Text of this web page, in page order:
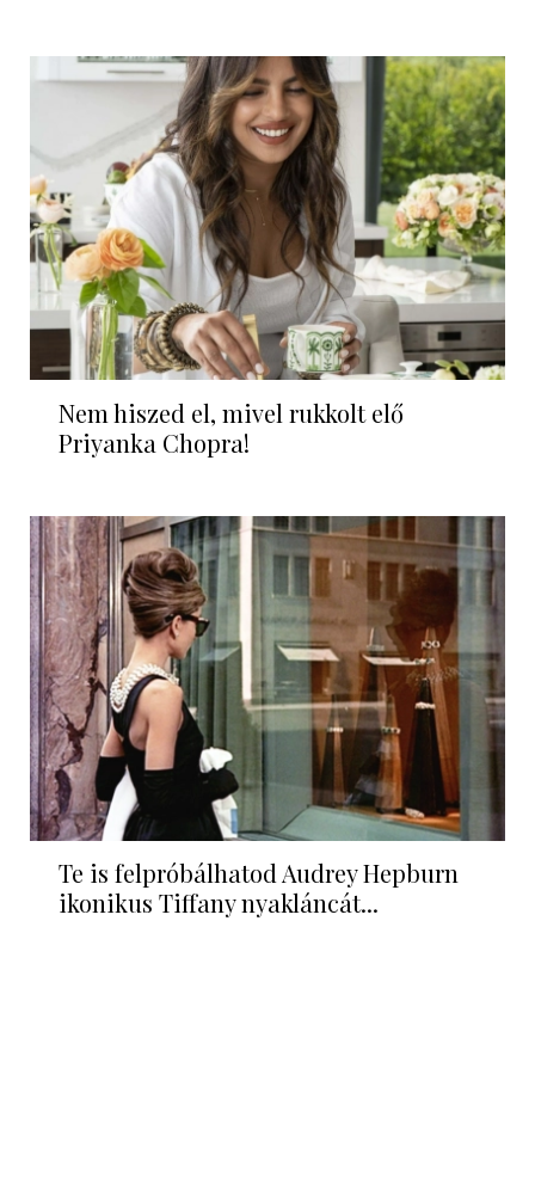
Nem hiszed el, mivel rukkolt elő
Priyanka Chopra!
Te is felpróbálhatod Audrey Hepburn
ikonikus Tiffany nyakláncát...